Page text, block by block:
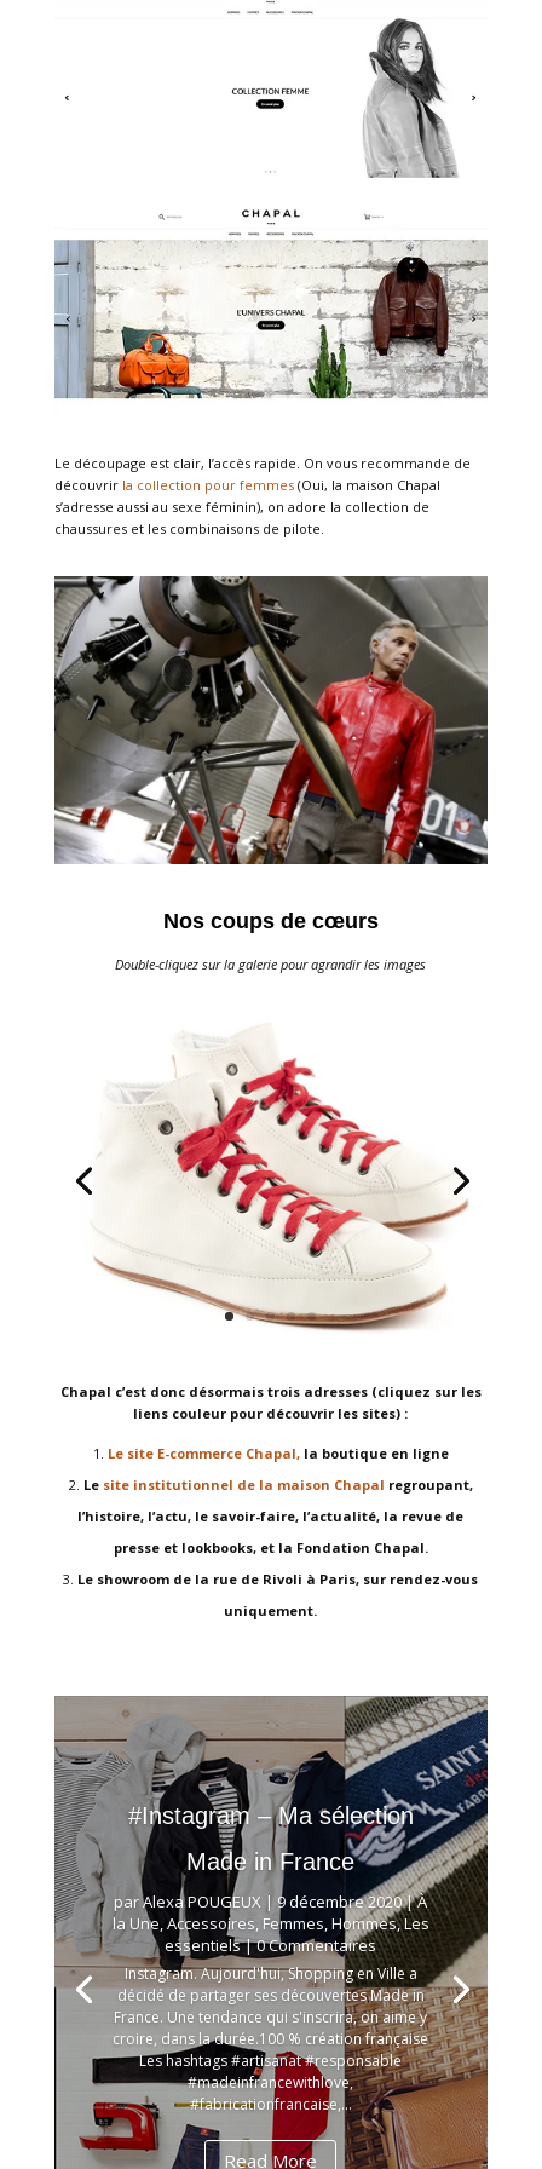
Le découpage est clair, l’accès rapide. On vous recommande de
découvrir la collection pour femmes(Oui, la maison Chapal
s’adresse aussi au sexe féminin), on adore la collection de
chaussures et les combinaisons de pilote.
Nos coups de cœurs
Double-cliquez sur la galerie pour agrandir les images
Chapal c’est donc désormais trois adresses (cliquez sur les
liens couleur pour découvrir les sites) :
Le site E-commerce Chapal, la boutique en ligne
Le site institutionnel de la maison Chapal regroupant,
l’histoire, l’actu, le savoir-faire, l’actualité, la revue de
presse et lookbooks, et la Fondation Chapal.
Le showroom de la rue de Rivoli à Paris, sur rendez-vous
uniquement.
#Instagram – Ma sélection
Made in France
parAlexa POUGEUX | 9 décembre 2020|À
la Une,Accessoires, Femmes,Hommes,Les
essentiels| 0 Commentaires
Instagram. Aujourd'hui, Shopping en Ville a
décidé de partager ses découvertes Made in
France. Une tendance qui s'inscrira, on aime y
croire, dans la durée.100 % création française
Les hashtags #artisanat #responsable
#madeinfrancewithlove,
#fabricationfrancaise,...
Read More